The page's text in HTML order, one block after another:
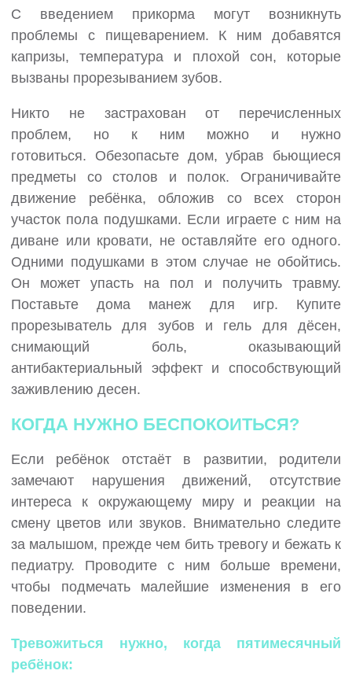
С введением прикорма могут возникнуть
проблемы с пищеварением. К ним добавятся
капризы, температура и плохой сон, которые
вызваны прорезыванием зубов.
Никто не застрахован от перечисленных
проблем, но к ним можно и нужно
готовиться. Обезопасьте дом, убрав бьющиеся
предметы со столов и полок. Ограничивайте
движение ребёнка, обложив со всех сторон
участок пола подушками. Если играете с ним на
диване или кровати, не оставляйте его одного.
Одними подушками в этом случае не обойтись.
Он может упасть на пол и получить травму.
Поставьте дома манеж для игр. Купите
прорезыватель для зубов и гель для дёсен,
снимающий боль, оказывающий
антибактериальный эффект и способствующий
заживлению десен.
КОГДА НУЖНО БЕСПОКОИТЬСЯ?
Если ребёнок отстаёт в развитии, родители
замечают нарушения движений, отсутствие
интереса к окружающему миру и реакции на
смену цветов или звуков. Внимательно следите
за малышом, прежде чем бить тревогу и бежать к
педиатру. Проводите с ним больше времени,
чтобы подмечать малейшие изменения в его
поведении.
Тревожиться нужно, когда пятимесячный
ребёнок: